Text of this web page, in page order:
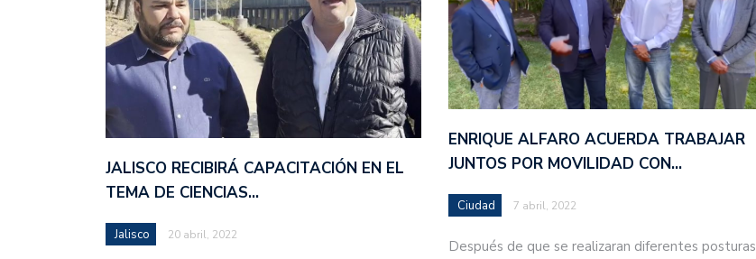
JALISCO RECIBIRÁ CAPACITACIÓN EN EL
TEMA DE CIENCIAS…
Jalisco 20 abril, 2022
ENRIQUE ALFARO ACUERDA TRABAJAR
JUNTOS POR MOVILIDAD CON…
Ciudad 7 abril, 2022
Después de que se realizaran diferentes posturas